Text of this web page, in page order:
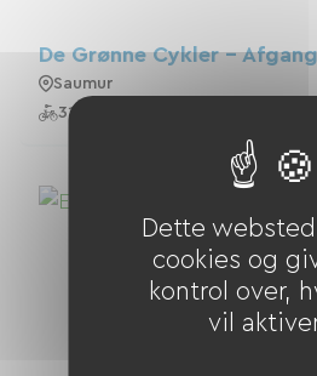
De Grønne Cykler -
Saumur
31 Cykler
Dette
cookies og
kontrol over,
vil